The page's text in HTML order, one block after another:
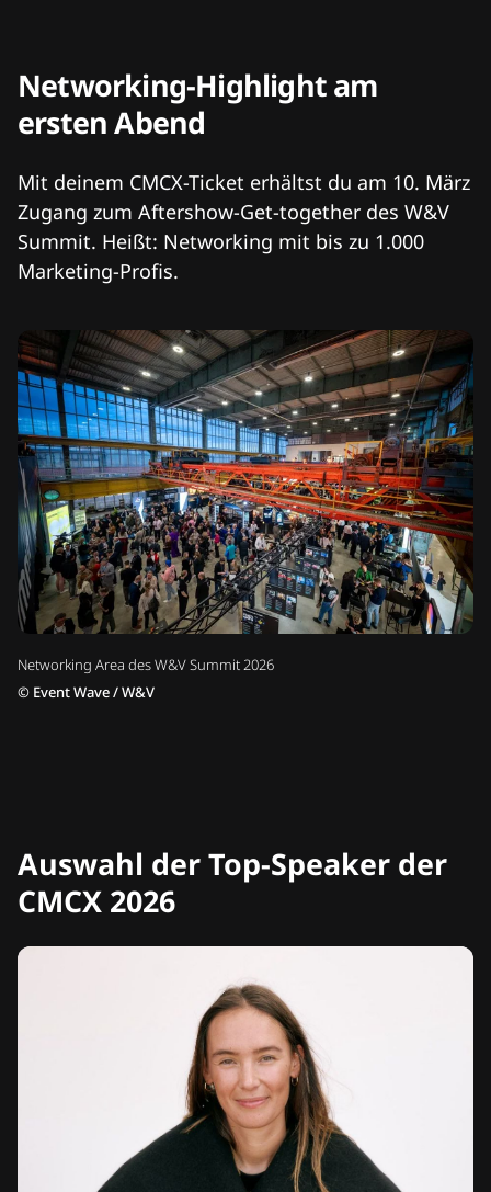
Networking Area des W&V Summit 2026
© Event Wave / W&V
Networking-Highlight am
ersten Abend
Mit deinem CMCX-Ticket erhältst du am 10. März
Zugang zum Aftershow-Get-together des W&V
Summit. Heißt: Networking mit bis zu 1.000
Marketing-Profis.
Auswahl der Top-Speaker der
CMCX 2026